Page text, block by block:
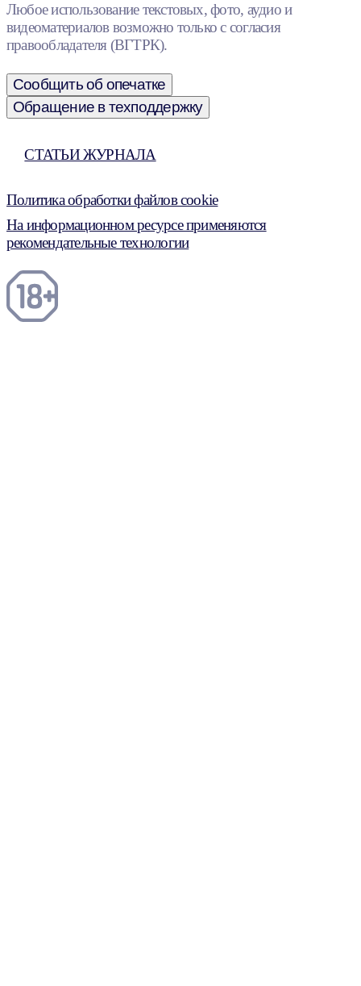
Любое использование текстовых, фото, аудио и
видеоматериалов возможно только с согласия
правообладателя (ВГТРК).
Сообщить об опечатке
Обращение в техподдержку
СТАТЬИ ЖУРНАЛА
Политика обработки файлов cookie
На информационном ресурсе применяются
рекомендательные технологии